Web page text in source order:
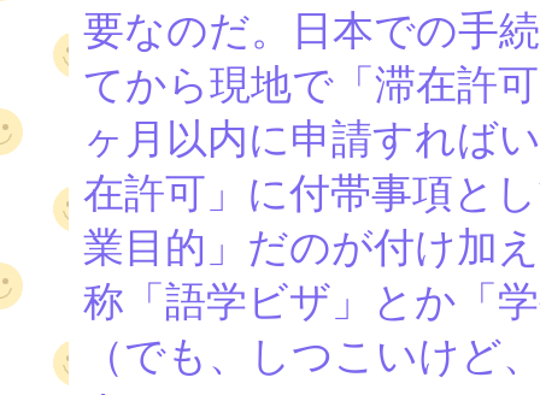
要なのだ。日本での手
てから現地で「滞在許可
ヶ月以内に申請すれば
在許可」に付帯事項と
業目的」だのが付け加
称「語学ビザ」とか「
（でも、しつこいけど